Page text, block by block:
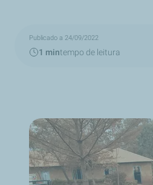
Publicado a 24/09/2022
1 mintempo de leitura